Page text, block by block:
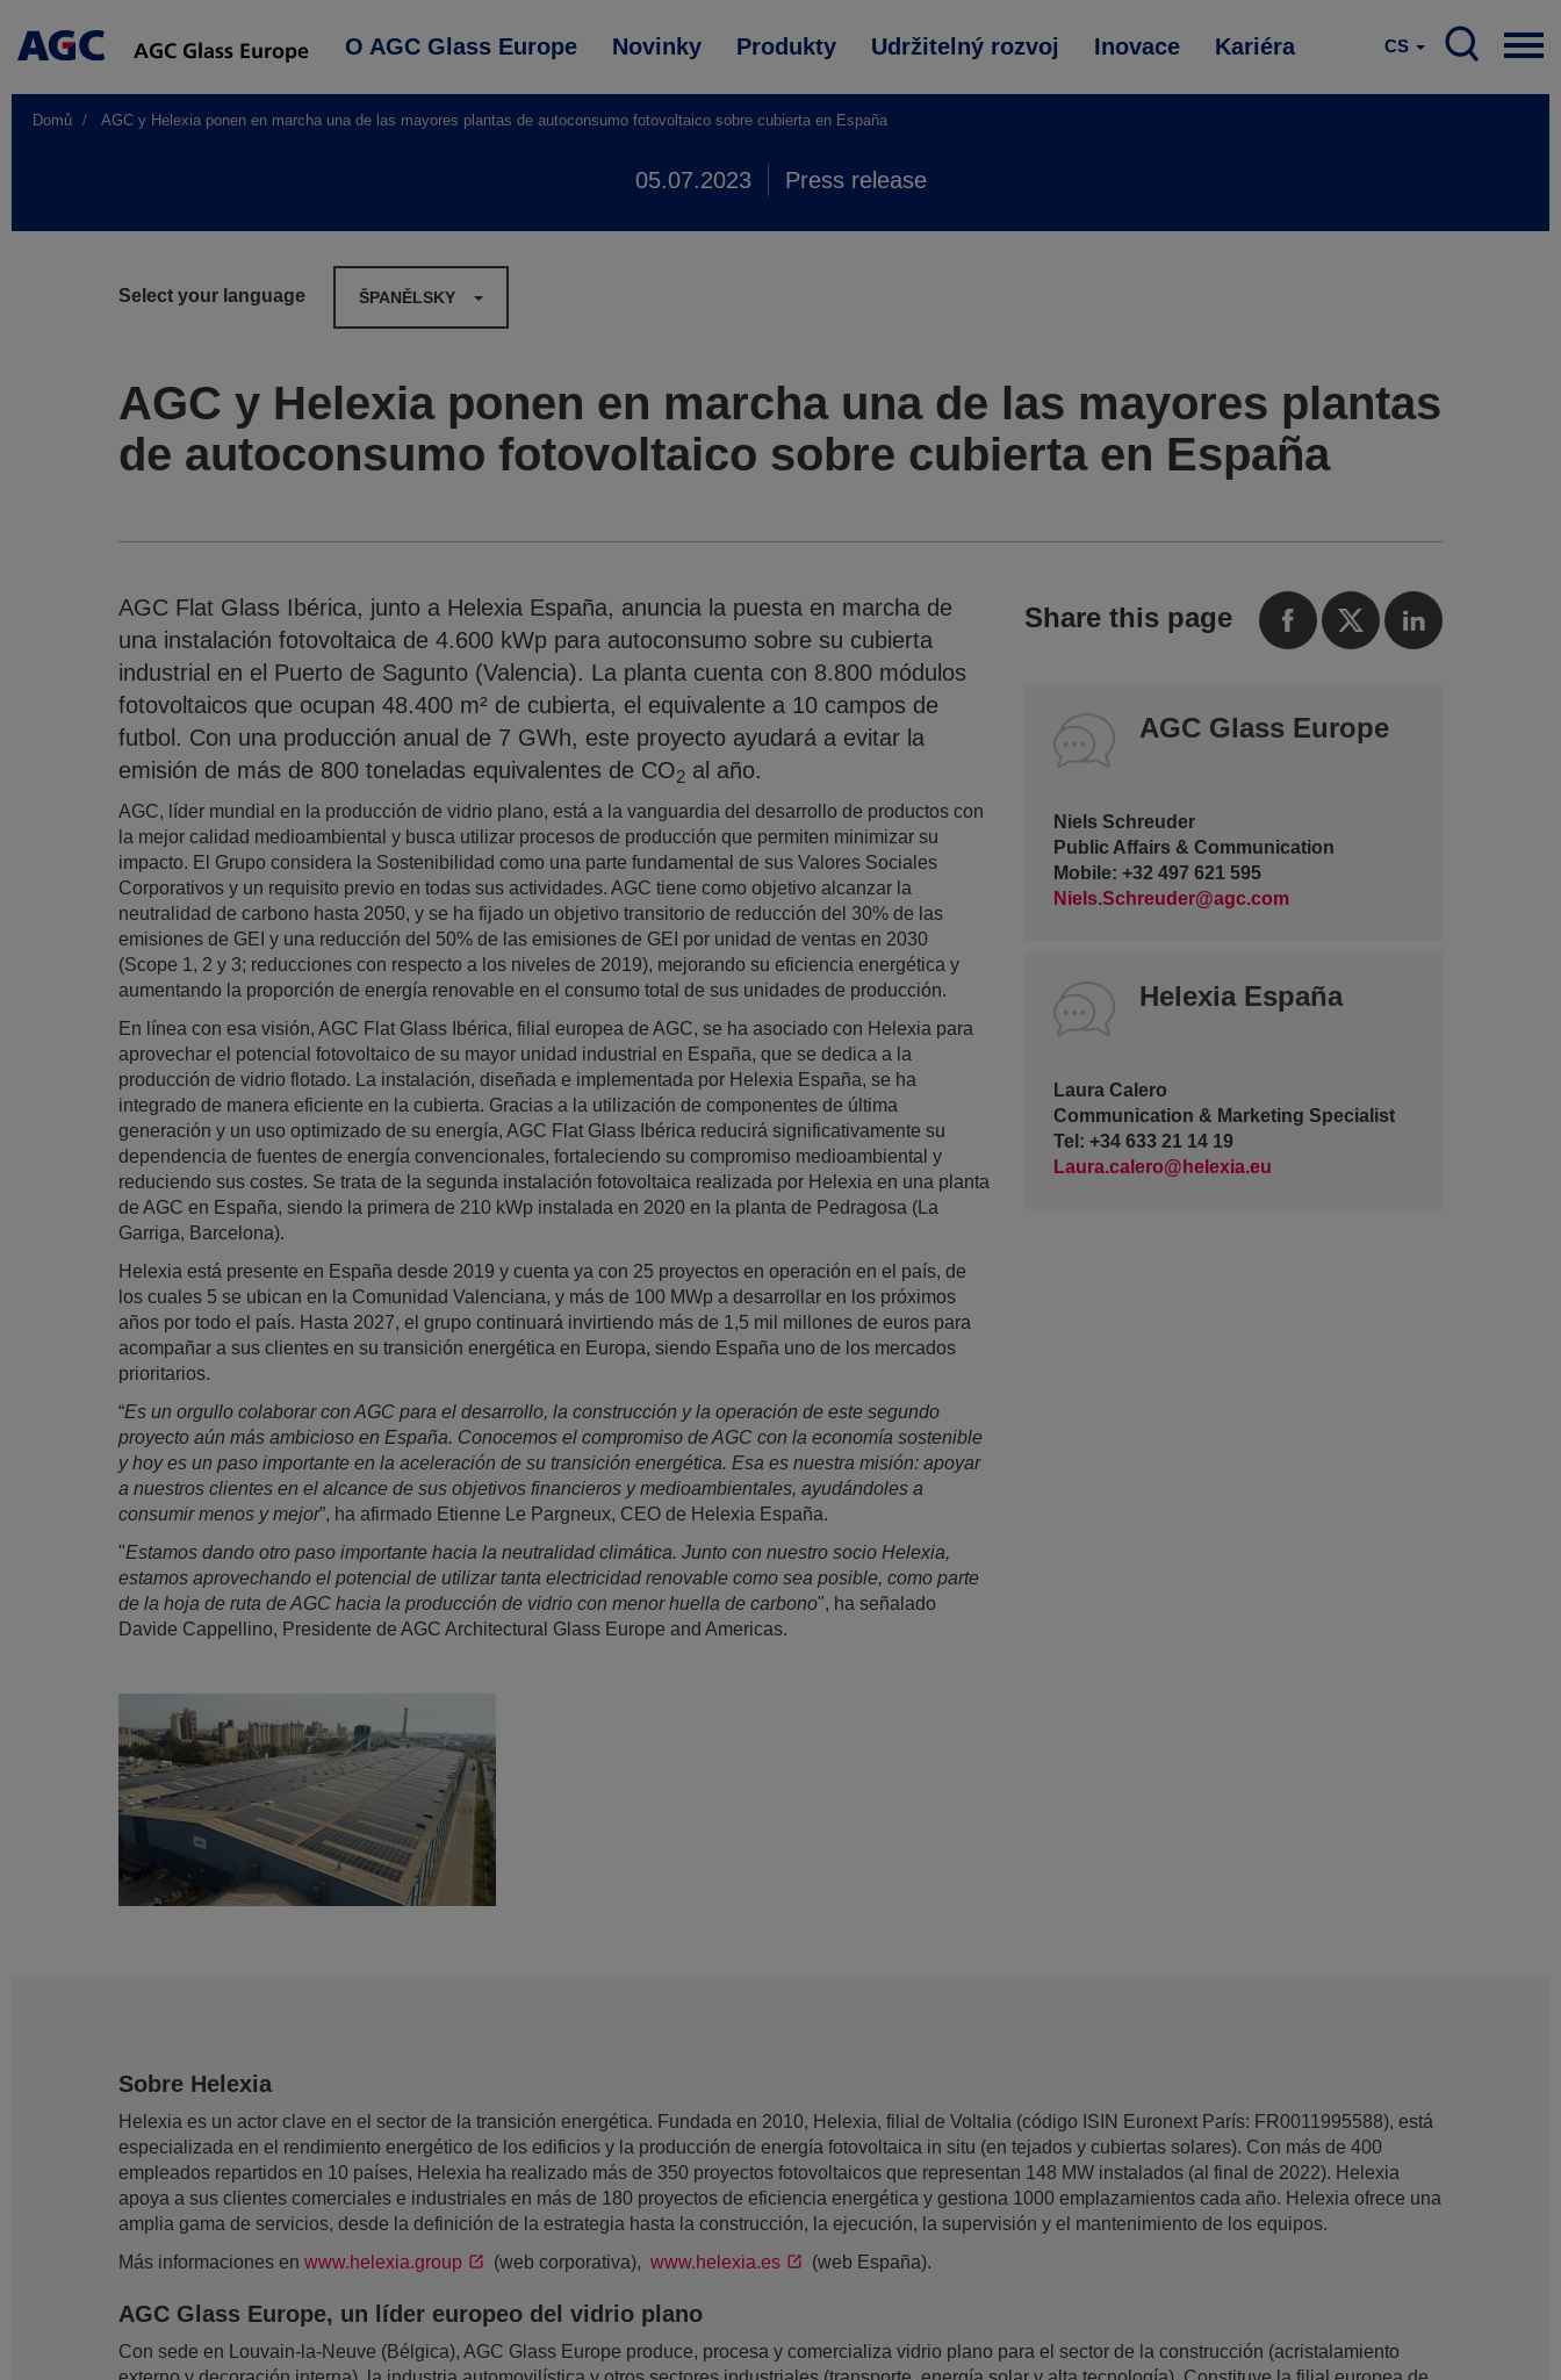
Main
O AGC Glass Europe Novinky Produkty Udržitelný rozvoj Inovace Kariéra CS
Domů AGC y Helexia ponen en marcha una de las mayores plantas de autoconsumo fotovoltaico sobre cubierta en España
05.07.2023 Press release
Select your language ŠPANĚLSKY
AGC y Helexia ponen en marcha una de las mayores plantas
de autoconsumo fotovoltaico sobre cubierta en España
AGC Flat Glass Ibérica, junto a Helexia España, anuncia la puesta en marcha de
una instalación fotovoltaica de 4.600 kWp para autoconsumo sobre su cubierta
industrial en el Puerto de Sagunto (Valencia). La planta cuenta con 8.800 módulos
fotovoltaicos que ocupan 48.400 m² de cubierta, el equivalente a 10 campos de
futbol. Con una producción anual de 7 GWh, este proyecto ayudará a evitar la
emisión de más de 800 toneladas equivalentes de CO2 al año.
AGC, líder mundial en la producción de vidrio plano, está a la vanguardia del desarrollo de productos con
la mejor calidad medioambiental y busca utilizar procesos de producción que permiten minimizar su
impacto. El Grupo considera la Sostenibilidad como una parte fundamental de sus Valores Sociales
Corporativos y un requisito previo en todas sus actividades. AGC tiene como objetivo alcanzar la
neutralidad de carbono hasta 2050, y se ha fijado un objetivo transitorio de reducción del 30% de las
emisiones de GEI y una reducción del 50% de las emisiones de GEI por unidad de ventas en 2030
(Scope 1, 2 y 3; reducciones con respecto a los niveles de 2019), mejorando su eficiencia energética y
aumentando la proporción de energía renovable en el consumo total de sus unidades de producción.
En línea con esa visión, AGC Flat Glass Ibérica, filial europea de AGC, se ha asociado con Helexia para
aprovechar el potencial fotovoltaico de su mayor unidad industrial en España, que se dedica a la
producción de vidrio flotado. La instalación, diseñada e implementada por Helexia España, se ha
integrado de manera eficiente en la cubierta. Gracias a la utilización de componentes de última
generación y un uso optimizado de su energía, AGC Flat Glass Ibérica reducirá significativamente su
dependencia de fuentes de energía convencionales, fortaleciendo su compromiso medioambiental y
reduciendo sus costes. Se trata de la segunda instalación fotovoltaica realizada por Helexia en una planta
de AGC en España, siendo la primera de 210 kWp instalada en 2020 en la planta de Pedragosa (La
Garriga, Barcelona).
Helexia está presente en España desde 2019 y cuenta ya con 25 proyectos en operación en el país, de
los cuales 5 se ubican en la Comunidad Valenciana, y más de 100 MWp a desarrollar en los próximos
años por todo el país. Hasta 2027, el grupo continuará invirtiendo más de 1,5 mil millones de euros para
acompañar a sus clientes en su transición energética en Europa, siendo España uno de los mercados
prioritarios.
“Es un orgullo colaborar con AGC para el desarrollo, la construcción y la operación de este segundo
proyecto aún más ambicioso en España. Conocemos el compromiso de AGC con la economía sostenible
y hoy es un paso importante en la aceleración de su transición energética. Esa es nuestra misión: apoyar
a nuestros clientes en el alcance de sus objetivos financieros y medioambientales, ayudándoles a
consumir menos y mejor”, ha afirmado Etienne Le Pargneux, CEO de Helexia España.
"Estamos dando otro paso importante hacia la neutralidad climática. Junto con nuestro socio Helexia,
estamos aprovechando el potencial de utilizar tanta electricidad renovable como sea posible, como parte
de la hoja de ruta de AGC hacia la producción de vidrio con menor huella de carbono", ha señalado
Davide Cappellino, Presidente de AGC Architectural Glass Europe and Americas.
Share this page
AGC Glass Europe
Niels Schreuder
Public Affairs & Communication
Mobile: +32 497 621 595
Niels.Schreuder@agc.com
Helexia España
Laura Calero
Communication & Marketing Specialist
Tel: +34 633 21 14 19
Laura.calero@helexia.eu
Sobre Helexia
Helexia es un actor clave en el sector de la transición energética. Fundada en 2010, Helexia, filial de Voltalia (código ISIN Euronext París: FR0011995588), está
especializada en el rendimiento energético de los edificios y la producción de energía fotovoltaica in situ (en tejados y cubiertas solares). Con más de 400
empleados repartidos en 10 países, Helexia ha realizado más de 350 proyectos fotovoltaicos que representan 148 MW instalados (al final de 2022). Helexia
apoya a sus clientes comerciales e industriales en más de 180 proyectos de eficiencia energética y gestiona 1000 emplazamientos cada año. Helexia ofrece una
amplia gama de servicios, desde la definición de la estrategia hasta la construcción, la ejecución, la supervisión y el mantenimiento de los equipos.
Más informaciones en www.helexia.group (web corporativa), www.helexia.es (web España).
AGC Glass Europe, un líder europeo del vidrio plano
Con sede en Louvain-la-Neuve (Bélgica), AGC Glass Europe produce, procesa y comercializa vidrio plano para el sector de la construcción (acristalamiento